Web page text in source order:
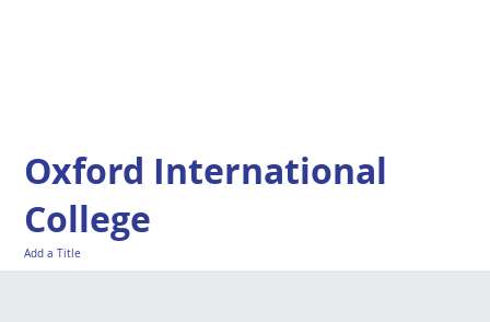
Oxford International
College
Add a Title